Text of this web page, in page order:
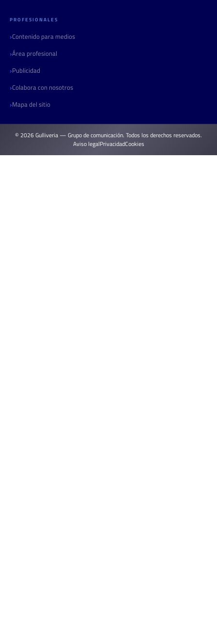
PROFESIONALES
Contenido para medios
Área profesional
Publicidad
Colabora con nosotros
Mapa del sitio
© 2026 Gulliveria — Grupo de comunicación. Todos los derechos reservados.
Aviso legalPrivacidadCookies